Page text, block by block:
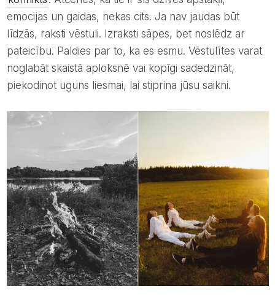
emocijas un gaidas, nekas cits. Ja nav jaudas būt
līdzās, raksti vēstuli. Izraksti sāpes, bet noslēdz ar
pateicību. Paldies par to, ka es esmu. Vēstulītes varat
noglabāt skaistā aploksnē vai kopīgi sadedzināt,
piekodinot uguns liesmai, lai stiprina jūsu saikni.